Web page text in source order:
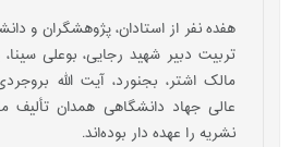
هفده نفر از استادان، پژوهشگران و
تربیت دبیر شهید رجایی، بوعلی سینا،
مالک اشتر، بجنورد، آیت­ الله
عالی جهاد دانشگاهی همدان تألیف
نشریه را عهده ­دار بوده‌اند.